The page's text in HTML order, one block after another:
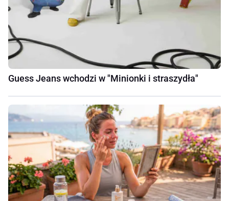
Guess Jeans wchodzi w "Minionki i straszydła"